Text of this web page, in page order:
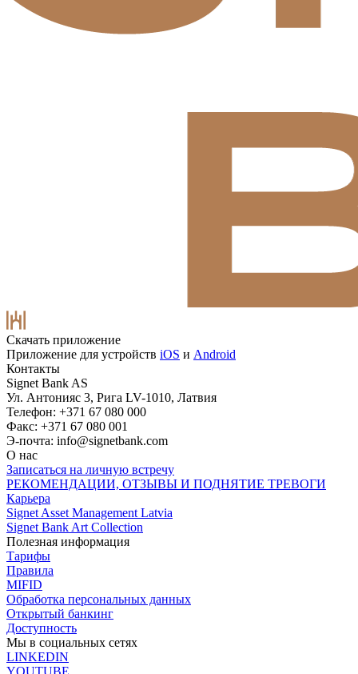
Скачать приложение
Приложение для устройств iOS и Android
Контакты
Signet Bank AS
Ул. Антонияс 3, Рига LV-1010, Латвия
Телефон: +371 67 080 000
Факс: +371 67 080 001
Э-почта: info@signetbank.com
О нас
Записаться на личную встречу
РЕКОМЕНДАЦИИ, ОТЗЫВЫ И ПОДНЯТИЕ ТРЕВОГИ
Карьера
Signet Asset Management Latvia
Signet Bank Art Collection
Полезная информация
Тарифы
Правила
MIFID
Обработка персональных данных
Открытый банкинг
Доступность
Мы в социальных сетях
LINKEDIN
YOUTUBE